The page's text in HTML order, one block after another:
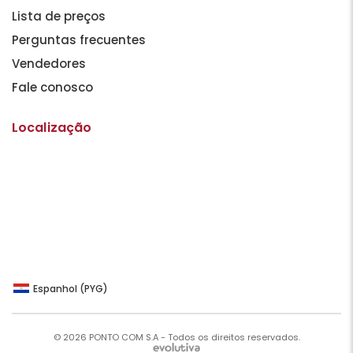
Lista de preços
Perguntas frecuentes
Vendedores
Fale conosco
Localização
Espanhol (PYG)
© 2026 PONTO COM S.A - Todos os direitos reservados.